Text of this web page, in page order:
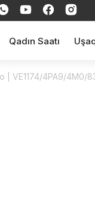
Qadın Saatı
| VE1174/4PA9/4M0/